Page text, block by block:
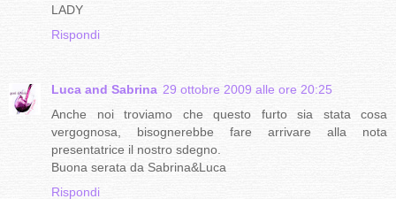
LADY
Rispondi
Luca and Sabrina 29 ottobre 2009 alle ore 20:25
Anche noi troviamo che questo furto sia stata cosa
vergognosa, bisognerebbe fare arrivare alla nota
presentatrice il nostro sdegno.
Buona serata da Sabrina&Luca
Rispondi